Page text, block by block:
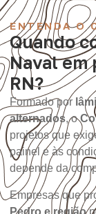
ENTENDA O
Quando
Naval em
RN?
Formado por
alternados, o
projetos que
painel e às
depende da
Empresas que
Pedro e região